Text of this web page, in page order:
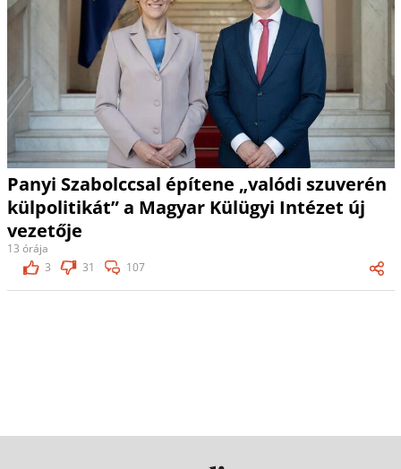
Panyi Szabolccsal építene „valódi szuverén
külpolitikát” a Magyar Külügyi Intézet új
vezetője
13 órája
3
31 107